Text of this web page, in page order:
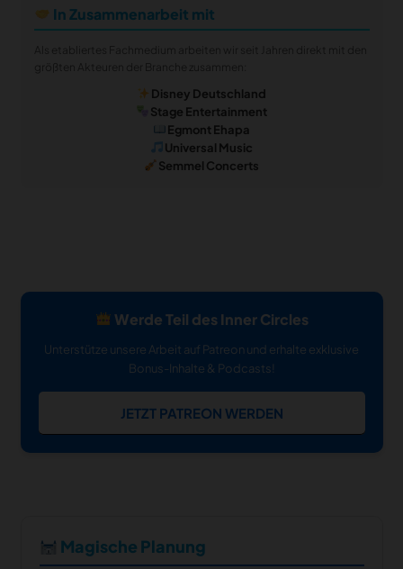
In Zusammenarbeit mit
Disney Deutschland
Stage Entertainment
Egmont Ehapa
Universal Music
Semmel Concerts
Werde Teil des Inner Circles
Unterstütze unsere Arbeit auf Patreon und erhalte exklusive
Bonus-Inhalte & Podcasts!
JETZT PATREON WERDEN
Magische Planung